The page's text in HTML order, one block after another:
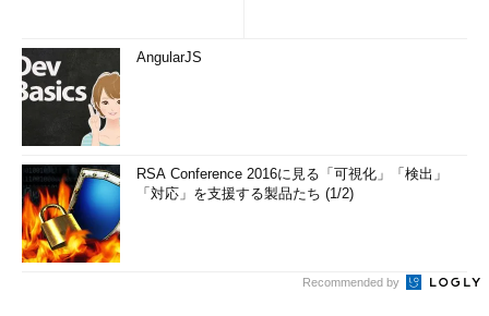
AngularJS
RSA Conference 2016に見る「可視化」「検出」
「対応」を支援する製品たち (1/2)
Recommended by